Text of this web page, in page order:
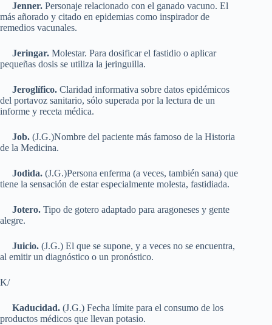
Jenner. Personaje relacionado con el ganado vacuno. El
más añorado y citado en epidemias como inspirador de
remedios vacunales.
Jeringar. Molestar. Para dosificar el fastidio o aplicar
pequeñas dosis se utiliza la jeringuilla.
Jeroglífico. Claridad informativa sobre datos epidémicos
del portavoz sanitario, sólo superada por la lectura de un
informe y receta médica.
Job. (J.G.)Nombre del paciente más famoso de la Historia
de la Medicina.
Jodida. (J.G.)Persona enferma (a veces, también sana) que
tiene la sensación de estar especialmente molesta, fastidiada.
Jotero. Tipo de gotero adaptado para aragoneses y gente
alegre.
Juicio. (J.G.) El que se supone, y a veces no se encuentra,
al emitir un diagnóstico o un pronóstico.
K/
Kaducidad. (J.G.) Fecha límite para el consumo de los
productos médicos que llevan potasio.